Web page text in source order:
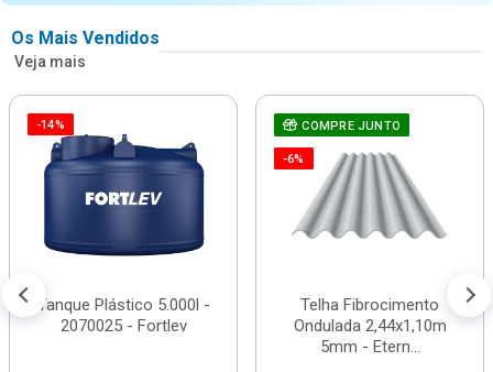
Os Mais Vendidos
Veja mais
-14%
Tanque Plástico 5.000l -
2070025 - Fortlev
COMPRE JUNTO
-6%
Telha Fibrocimento
Ondulada 2,44x1,10m
5mm - Etern...